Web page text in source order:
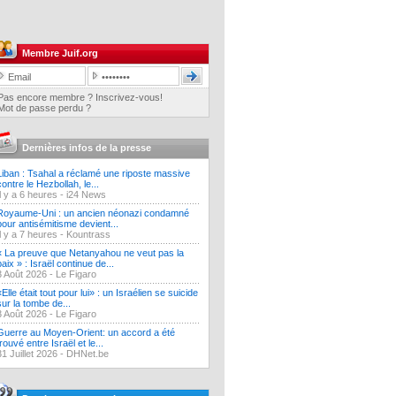
Membre Juif.org
encore membre ? Inscrivez-vous!
de passe perdu ?
Dernières infos de la presse
: Tsahal a réclamé une riposte massive
le Hezbollah, le...
y a 6 heures - i24 News
Uni : un ancien néonazi condamné
antisémitisme devient...
y a 7 heures - Kountrass
La preuve que Netanyahou ne veut pas la
» : Israël continue de...
Août 2026 - Le Figaro
était tout pour lui» : un Israélien se suicide
la tombe de...
Août 2026 - Le Figaro
au Moyen-Orient: un accord a été
entre Israël et le...
Juillet 2026 - DHNet.be